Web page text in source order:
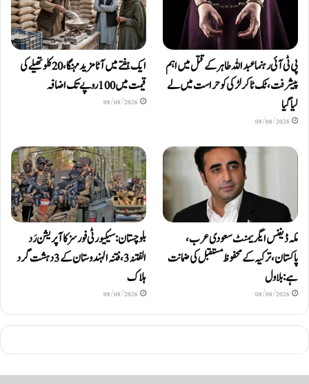
پی ٹی آئی رہنما عبداللہ طاہر کے قتل میں اہم
پیشرفت، ٹک ٹاکر لڑکی کو حراست میں لے
لیا گیا
08/08/2026
ایک ہفتے میں آٹا مزید مہنگا، 20 کلو تھیلے کی
قیمت میں 100 روپے تک اضافہ
08/08/2026
مکہ ڈیفنس ایگریمنٹ سعودی عرب،
پاکستان، ترکیہ کے محفوظ مستقبل کی ضمانت
ہے: بلاول
08/08/2026
بلوچستان: سیکیورٹی فورسز کا آپریشن رَد
الفتنہ 3، فتنہ الہندوستان کے 3 دہشت گرد
ہلاک
08/08/2026